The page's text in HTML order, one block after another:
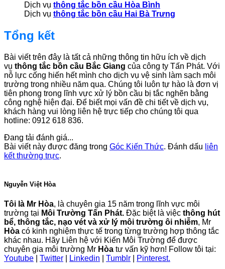
Dịch vụ thông tắc bồn cầu Hòa Bình
Dịch vụ thông tắc bồn cầu Hai Bà Trưng
Tổng kết
Bài viết trên đây là tất cả những thông tin hữu ích về dịch
vụ thông tắc bồn cầu Bắc Giang của công ty Tấn Phát. Với
nỗ lực cống hiến hết mình cho dịch vụ vệ sinh làm sạch môi
trường trong nhiều năm qua. Chúng tôi luôn tự hào là đơn vị
tiên phong trong lĩnh vực xử lý bồn cầu bị tắc nghẽn bằng
công nghệ hiện đại. Để biết mọi vấn đề chi tiết về dịch vụ,
khách hàng vui lòng liên hệ trực tiếp cho chúng tôi qua
hotline: 0912 618 836.
Đang tải đánh giá...
Bài viết này được đăng trong Góc Kiến Thức. Đánh dấu liên
kết thường trực.
Nguyễn Việt Hòa
Tôi là Mr Hòa, là chuyên gia 15 năm trong lĩnh vực môi
trường tại Môi Trường Tấn Phát. Đặc biệt là việc thông hút
bể, thông tắc, nạo vét và xử lý môi trường ôi nhiễm, Mr
Hòa có kinh nghiệm thực tế trong từng trường hợp thông tắc
khác nhau. Hãy Liên hệ với Kiến Môi Trường để được
chuyên gia môi trường Mr Hòa tư vấn kỹ hơn! Follow tôi tại:
Youtube
Twitter Linkedin Tumblr Pinterest.